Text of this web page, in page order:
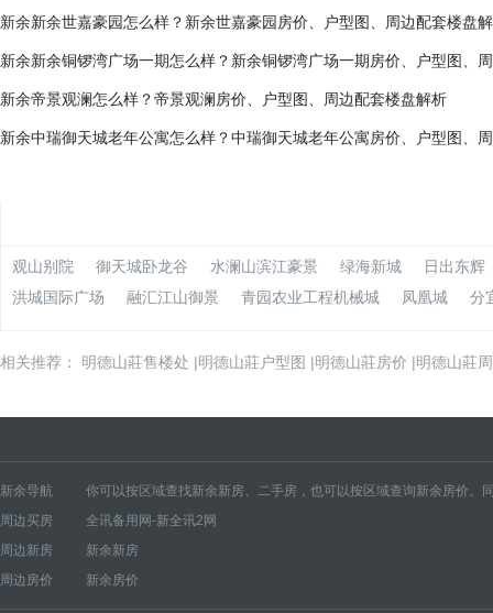
新余新余世嘉豪园怎么样？新余世嘉豪园房价、户型图、周边配套楼盘
新余新余铜锣湾广场一期怎么样？新余铜锣湾广场一期房价、户型图、
新余帝景观澜怎么样？帝景观澜房价、户型图、周边配套楼盘解析
新余中瑞御天城老年公寓怎么样？中瑞御天城老年公寓房价、户型图、
观山别院 御天城卧龙谷 水澜山滨江豪景 绿海新城
日出东辉
洪城国际广场
融汇江山御景 青园农业工程机械城 凤凰城 分
相关推荐： 明德山莊售楼处 |明德山莊户型图 |明德山莊房价 |明德山莊
新余导航 你可以按区域查找新余新房、二手房，也可以按区域查询新余房价。
新余新房 仙女湖风景名胜区新房
新余房价 仙女湖风景名胜区房价
周边买房
全讯备用网-新全讯2网
周边新房
新余新房
周边房价
新余房价